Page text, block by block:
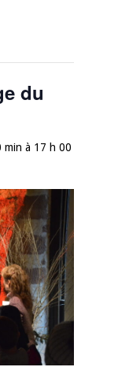
du
min à 17 h 00